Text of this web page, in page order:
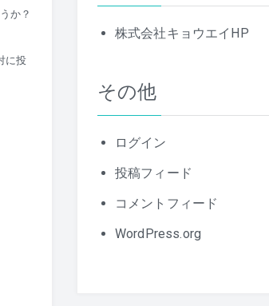
か？
に投
事
株式会社キョウエイHP
その他
ログイン
投稿フィード
コメントフィード
WordPress.org